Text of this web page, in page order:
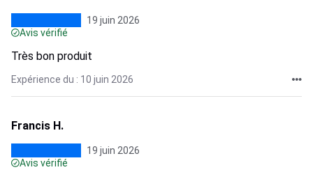
19 juin 2026
Avis vérifié
Très bon produit
Expérience du : 10 juin 2026
Francis H.
19 juin 2026
Avis vérifié